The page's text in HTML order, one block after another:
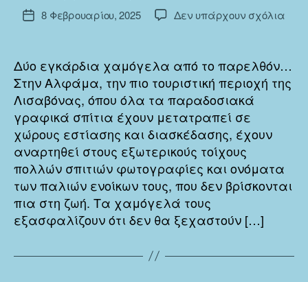
άρθρου
Ημ.8 Φεβρουαρίου, 2025 Δεν υπάρχουν σχόλιαστο
Δύο εγκάρδια χαμόγελα από το παρελθόν…
Στην Αλφάμα, την πιο τουριστική περιοχή της
Λισαβόνας, όπου όλα τα παραδοσιακά
γραφικά σπίτια έχουν μετατραπεί σε
χώρους εστίασης και διασκέδασης, έχουν
αναρτηθεί στους εξωτερικούς τοίχους
πολλών σπιτιών φωτογραφίες και ονόματα
των παλιών ενοίκων τους, που δεν βρίσκονται
πια στη ζωή. Τα χαμόγελά τους
εξασφαλίζουν ότι δεν θα ξεχαστούν […]